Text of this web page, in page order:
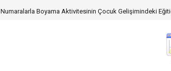
Mobil Çit Kültürü and Geçici Alan Yönetimindeki